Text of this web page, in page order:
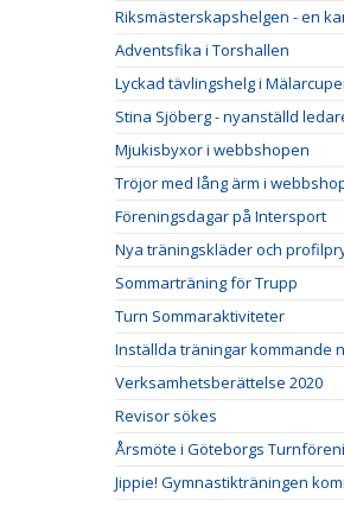
Riksmästerskapshelgen - en
Adventsfika i Torshallen
Lyckad tävlingshelg i
Stina Sjöberg - nyanställd
Mjukisbyxor i webbshopen
Tröjor med lång ärm i
Föreningsdagar på Intersport
Nya träningskläder och
Sommarträning för Trupp
Turn Sommaraktiviteter
Inställda träningar kommande
Verksamhetsberättelse 2020
Revisor sökes
Årsmöte i Göteborgs
Jippie! Gymnastikträningen